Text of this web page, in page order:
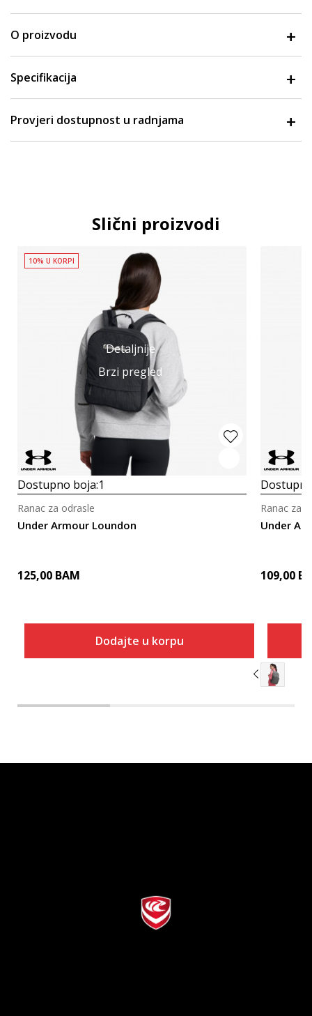
O proizvodu
Specifikacija
Provjeri dostupnost u radnjama
Slični proizvodi
Detaljnije
Brzi pregled
10% U KORPI
Dostupno boja:1
Under Armour Loundon
Ranac za odrasle
125,00 BAM
Dodajte u korpu
Under
Ranac za
109,00